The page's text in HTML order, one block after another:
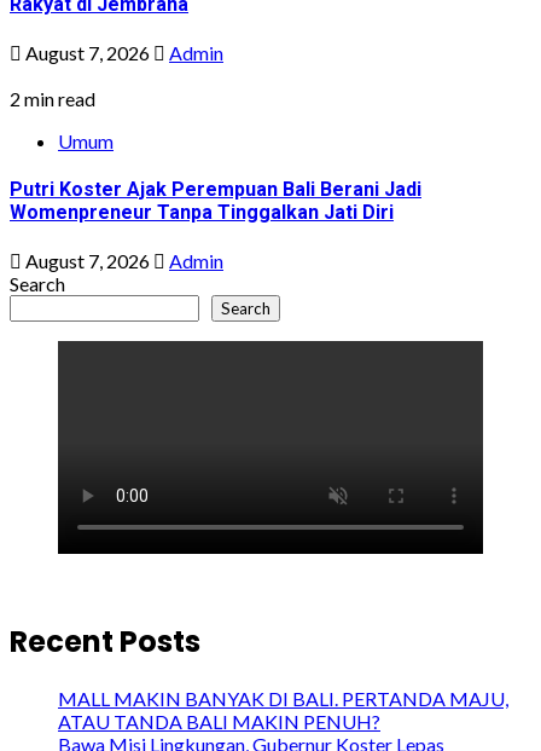
August 7, 2026
Admin
2 min read
Umum
Putri Koster Ajak Perempuan Bali Berani Jadi
Womenpreneur Tanpa Tinggalkan Jati Diri
August 7, 2026
Admin
Search
Search
Recent Posts
MALL MAKIN BANYAK DI BALI. PERTANDA MAJU,
ATAU TANDA BALI MAKIN PENUH?
Bawa Misi Lingkungan, Gubernur Koster Lepas